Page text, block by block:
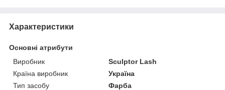
Характеристики
Основні атрибути
Виробник
Sculptor Lash
Країна виробник
Україна
Тип засобу
Фарба